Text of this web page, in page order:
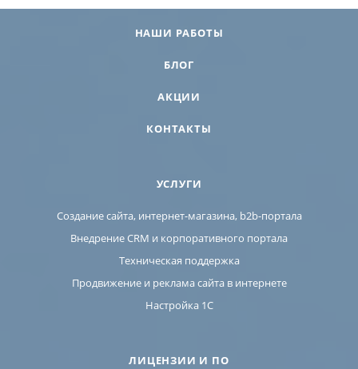
НАШИ РАБОТЫ
БЛОГ
АКЦИИ
КОНТАКТЫ
УСЛУГИ
Создание сайта, интернет-магазина, b2b-портала
Внедрение CRM и корпоративного портала
Техническая поддержка
Продвижение и реклама сайта в интернете
Настройка 1С
ЛИЦЕНЗИИ И ПО